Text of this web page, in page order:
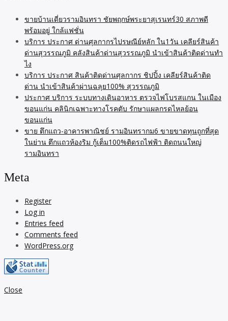
ขายบ้านเดี่ยวรามอินทรา ชัยพฤกษ์พระยาสุเรนทร์30 สภาพดี
พร้อมอยู่ ใกล้แฟชั่น
บริการ ประกาศ ด่านศุลกากรไปรษณีย์หลัก ใน1วัน เคลียร์สินค้า
ด่านสุวรรณภูมิ คลังสินค้าด่านสุวรรณภูมิ นำเข้าสินค้าติดด่านทำ
ไง
บริการ ประกาศ สินค้าติดด่านศุลกากร ชิปปิ้ง เคลียร์สินค้าติด
ด่าน นำเข้าสินค้าผ่านฉลุย100% สุวรรณภูมิ
ประกาศ บริการ ระบบทางเดินอาหาร ตรวจไฟโบรสแกน ในเมือง
ขอนแก่น คลินิกเฉพาะทางโรคตับ รักษาแผลกรดไหลย้อน
ขอนแก่น
ขาย ตึกแถว-อาคารพาณิชย์ รามอินทรากม6 ขายขาดทุนถูกที่สุด
ในย่าน ตึกแถวห้องริม กู้เต็ม100%ติดรถไฟฟ้า ติดถนนใหญ่
รามอินทรา
Meta
Register
Log in
Entries feed
Comments feed
WordPress.org
Close